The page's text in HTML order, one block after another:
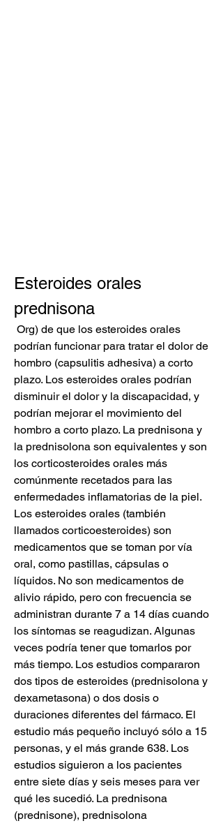
Esteroides orales
prednisona
podrían funcionar para tratar el dolor de
hombro (capsulitis adhesiva) a corto
plazo. Los esteroides orales podrían
disminuir el dolor y la discapacidad, y
podrían mejorar el movimiento del
hombro a corto plazo. La prednisona y
la prednisolona son equivalentes y son
los corticosteroides orales más
comúnmente recetados para las
enfermedades inflamatorias de la piel.
Los esteroides orales (también
llamados corticoesteroides) son
medicamentos que se toman por vía
oral, como pastillas, cápsulas o
líquidos. No son medicamentos de
alivio rápido, pero con frecuencia se
administran durante 7 a 14 días cuando
los síntomas se reagudizan. Algunas
veces podría tener que tomarlos por
más tiempo. Los estudios compararon
dos tipos de esteroides (prednisolona y
dexametasona) o dos dosis o
duraciones diferentes del fármaco. El
estudio más pequeño incluyó sólo a 15
personas, y el más grande 638. Los
estudios siguieron a los pacientes
entre siete días y seis meses para ver
qué les sucedió. La prednisona
(prednisone), prednisolona